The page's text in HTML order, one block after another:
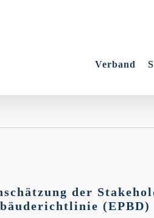
Verband
der
(EPBD)